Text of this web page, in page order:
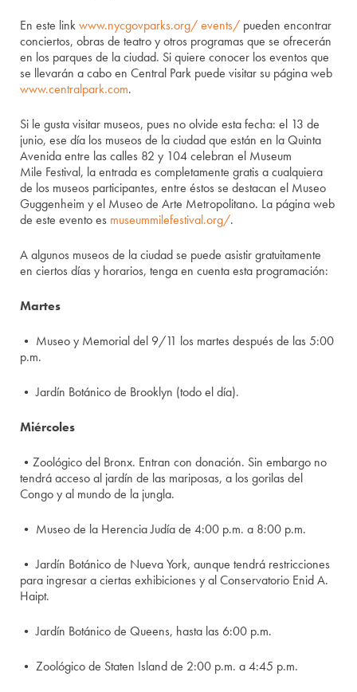
En este linkwww.nycgovparks.org/ events/ pueden encontrar
conciertos, obras de teatro y otros programas que se ofrecerán
en los parques de la ciudad. Si quiere conocer los eventos que
se llevarán a cabo en Central Park puede visitar su página web
www.centralpark.com.
Si le gusta visitar museos, pues no olvide esta fecha: el 13 de
junio, ese día los museos de la ciudad que están en la Quinta
Avenida entre las calles 82 y 104 celebran el Museum
Mile Festival, la entrada es completamente gratis a cualquiera
de los museos participantes, entre éstos se destacan el Museo
Guggenheim y el Museo de Arte Metropolitano. La página web
de este evento es museummilefestival.org/.
A algunos museos de la ciudad se puede asistir gratuitamente
en ciertos días y horarios, tenga en cuenta esta programación:
Martes
• Museo y Memorial del 9/11 los martes después de las 5:00
p.m.
• Jardín Botánico de Brooklyn (todo el día).
Miércoles
•Zoológico del Bronx. Entran con donación. Sin embargo no
tendrá acceso al jardín de las mariposas, a los gorilas del
Congo y al mundo de la jungla.
• Museo de la Herencia Judía de 4:00 p.m. a 8:00 p.m.
• Jardín Botánico de Nueva York, aunque tendrá restricciones
para ingresar a ciertas exhibiciones y al Conservatorio Enid A.
Haipt.
• Jardín Botánico de Queens, hasta las 6:00 p.m.
• Zoológico de Staten Island de 2:00 p.m. a 4:45 p.m.